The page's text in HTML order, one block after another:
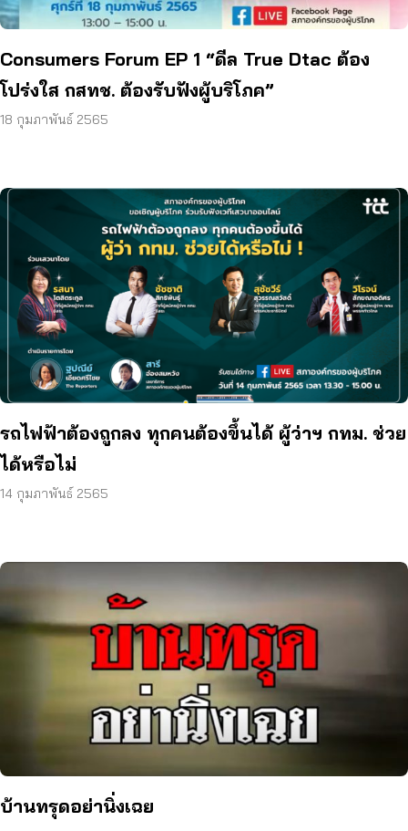
Consumers Forum EP 1 “ดีล True Dtac ต้อง
โปร่งใส กสทช. ต้องรับฟังผู้บริโภค”
18 กุมภาพันธ์ 2565
รถไฟฟ้าต้องถูกลง ทุกคนต้องขึ้นได้ ผู้ว่าฯ กทม. ช่วย
ได้หรือไม่
14 กุมภาพันธ์ 2565
บ้านทรุดอย่านิ่งเฉย